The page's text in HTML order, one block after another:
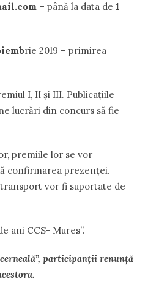
– până la data de 1
rie 2019 – primirea
I, II și III. Publicațiile
lucrări din concurs să fie
premiile lor se vor
confirmarea prezenței.
vor fi suportate de
ani CCS- Mures”.
participanții renunță